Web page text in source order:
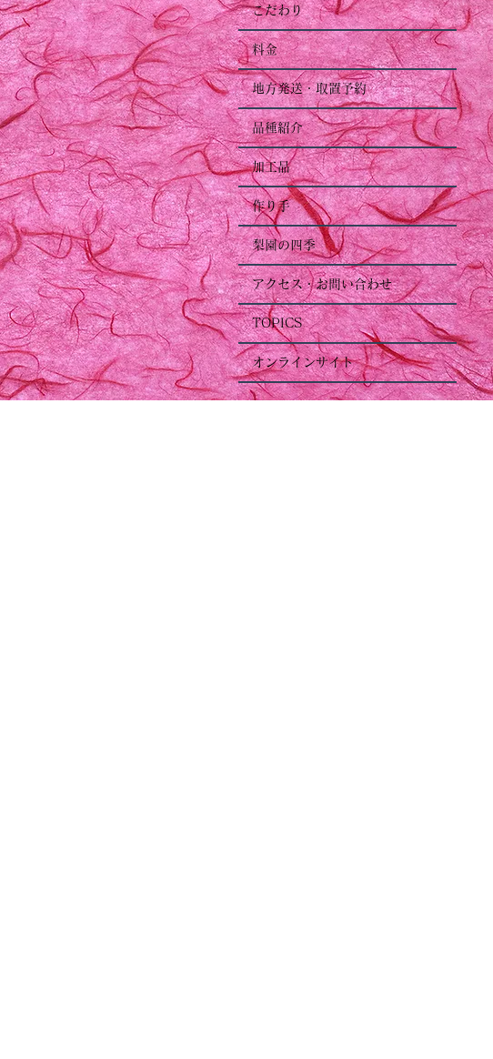
こだわり
料金
地方発送・取置予約
品種紹介
加工品
作り手
梨園の四季
アクセス・お問い合わせ
TOPICS
オンラインサイト